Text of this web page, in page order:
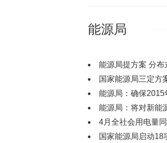
能源局
能源局提方案 分
国家能源局三定方
能源局：确保
能源局：将对新能
4月全社会用电量
国家能源局启动18